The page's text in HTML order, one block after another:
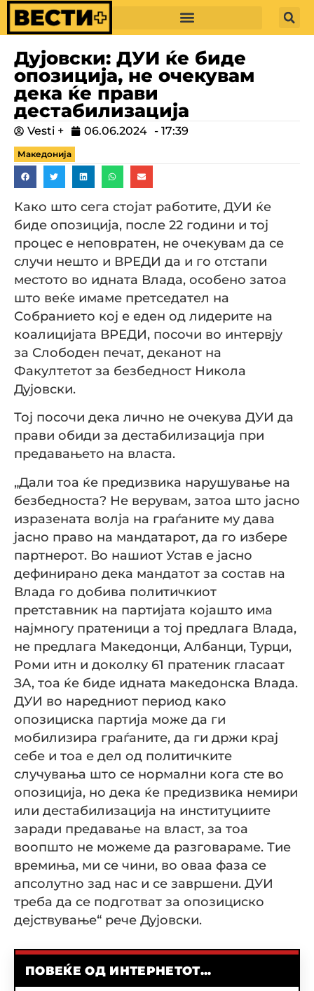
Дујовски: ДУИ ќе биде
опозиција, не очекувам
дека ќе прави
дестабилизација
Vesti + 06.06.2024 - 17:39
Македонија
Како што сега стојат работите, ДУИ ќе
биде опозиција, после 22 години и тој
процес е неповратен, не очекувам да се
случи нешто и ВРЕДИ да и го отстапи
местото во идната Влада, особено затоа
што веќе имаме претседател на
Собранието кој е еден од лидерите на
коалицијата ВРЕДИ, посочи во интервју
за Слободен печат, деканот на
Факултетот за безбедност Никола
Дујовски.
Тој посочи дека лично не очекува ДУИ да
прави обиди за дестабилизација при
предавањето на власта.
„Дали тоа ќе предизвика нарушување на
безбедноста? Не верувам, затоа што јасно
изразената волја на граѓаните му дава
јасно право на мандатарот, да го избере
партнерот. Во нашиот Устав е јасно
дефинирано дека мандатот за состав на
Влада го добива политичкиот
претставник на партијата којашто има
најмногу пратеници а тој предлага Влада,
не предлага Македонци, Албанци, Турци,
Роми итн и доколку 61 пратеник гласаат
ЗА, тоа ќе биде идната македонска Влада.
ДУИ во наредниот период како
опозициска партија може да ги
мобилизира граѓаните, да ги држи крај
себе и тоа е дел од политичките
случувања што се нормални кога сте во
опозиција, но дека ќе предизвика немири
или дестабилизација на институциите
заради предавање на власт, за тоа
воопшто не можеме да разговараме. Тие
времиња, ми се чини, во оваа фаза се
апсолутно зад нас и се завршени. ДУИ
треба да се подготват за опозициско
дејствување“ рече Дујовски.
ПОВЕЌЕ ОД ИНТЕРНЕТОТ...